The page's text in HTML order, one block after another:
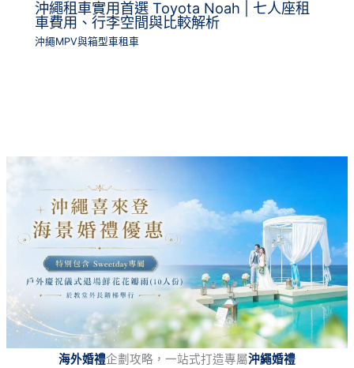
沖繩租車實用首選 Toyota Noah | 七人座租
車費用、行李空間與比較解析
沖繩MPV與箱型車租車
海外婚禮企劃攻略，一站式打造專屬沖繩婚禮